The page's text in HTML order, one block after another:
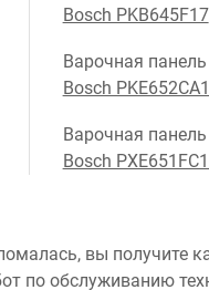
Bosch PKB645F17
Варочная панель
Bosch
Варочная панель
Bosch
вы получите
по обслуживанию